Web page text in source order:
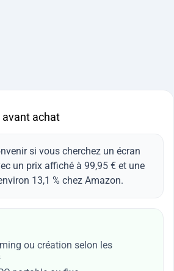
avant achat
si vous cherchez un écran
un prix affiché à 99,95 € et une
13,1 % chez Amazon.
ou création selon les